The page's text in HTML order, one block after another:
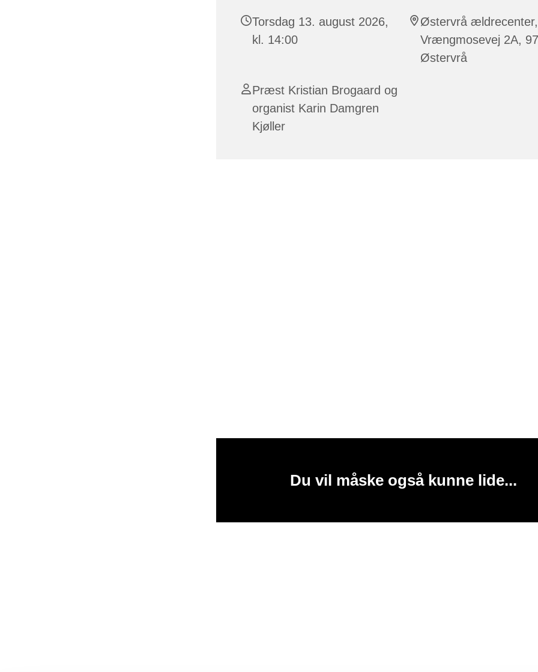
Torsdag 13. august 2026,
kl. 14:00
Østervrå ældrecenter,
Vrængmosevej 2A,
Østervrå
Præst Kristian Brogaard og
organist Karin Damgren
Kjøller
Du vil måske også kunne lide...